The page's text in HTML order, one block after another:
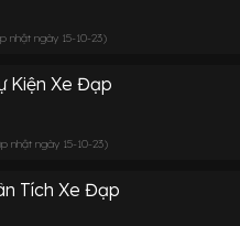
nhật ngày 15-10-23)
Kiện Xe Đạp
nhật ngày 15-10-23)
Tích Xe Đạp